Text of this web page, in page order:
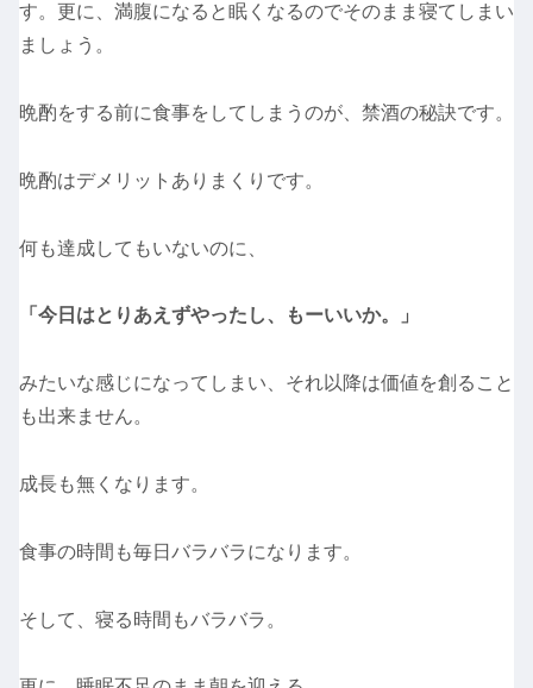
す。更に、満腹になると眠くなるのでそのまま寝てしまい
ましょう。
晩酌をする前に食事をしてしまうのが、禁酒の秘訣です。
晩酌はデメリットありまくりです。
何も達成してもいないのに、
「今日はとりあえずやったし、もーいいか。」
みたいな感じになってしまい、それ以降は価値を創ること
も出来ません。
成長も無くなります。
食事の時間も毎日バラバラになります。
そして、寝る時間もバラバラ。